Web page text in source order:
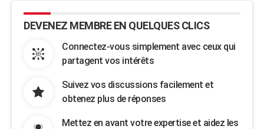
DEVENEZ MEMBRE EN QUELQUES CLICS
Connectez-vous simplement avec ceux qui
partagent vos intérêts
Suivez vos discussions facilement et
obtenez plus de réponses
Mettez en avant votre expertise et aidez les